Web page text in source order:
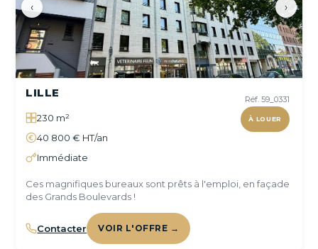
‹ ›
Réf. 59_0331
À LOUER
LILLE
230 m²
40 800 € HT/an
Immédiate
Ces magnifiques bureaux sont prêts à l'emploi, en façade
des Grands Boulevards !
Contacter VOIR L'OFFRE →